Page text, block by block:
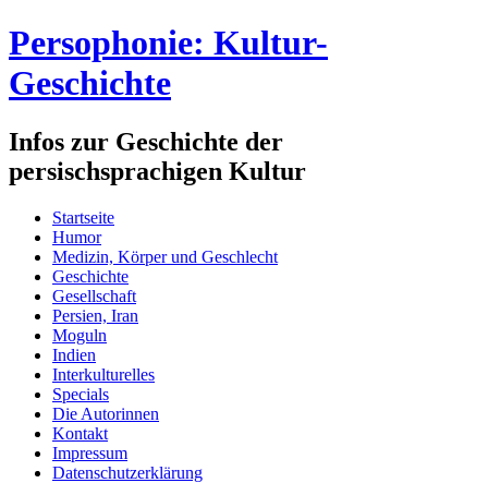
Persophonie: Kultur-
Geschichte
Infos zur Geschichte der
persischsprachigen Kultur
Startseite
Humor
Medizin, Körper und Geschlecht
Geschichte
Gesellschaft
Persien, Iran
Moguln
Indien
Interkulturelles
Specials
Die Autorinnen
Kontakt
Impressum
Datenschutzerklärung